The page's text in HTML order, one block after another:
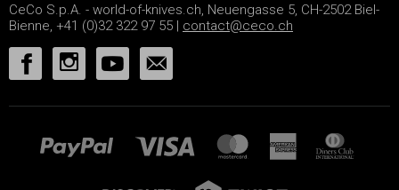
CeCo S.p.A. - world-of-knives.ch, Neuengasse 5, CH-2502 Biel-
Bienne, +41 (0)32 322 97 55 | contact@ceco.ch